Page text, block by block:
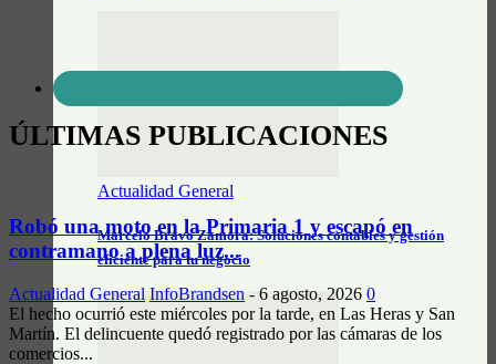
Actualidad General
Marcelo Bravo Zamora: Soluciones contables y gestión
eficiente para tu negocio
ÚLTIMAS PUBLICACIONES
Robó una moto en la Primaria 1 y escapó en
contramano a plena luz...
Actualidad General InfoBrandsen - 6 agosto, 2026 0
El hecho ocurrió este miércoles por la tarde, en Las Heras y San
Martín. El delincuente quedó registrado por las cámaras de los
comercios...